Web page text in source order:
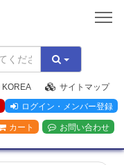
KOREA
サイトマップ
ログイン・メンバー登録
カート お問い合わせ